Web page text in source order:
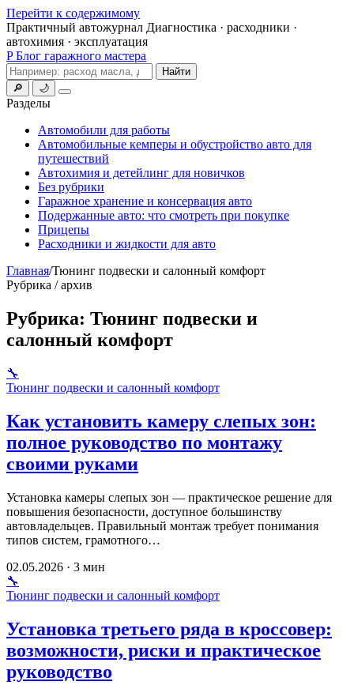
Перейти к содержимому
Практичный автожурнал Диагностика · расходники ·
автохимия · эксплуатация
P Блог гаражного мастера
Поиск
Найти
🔎
🌙
Меню
Разделы
Автомобили для работы
Автомобильные кемперы и обустройство авто для
путешествий
Автохимия и детейлинг для новичков
Без рубрики
Гаражное хранение и консервация авто
Подержанные авто: что смотреть при покупке
Прицепы
Расходники и жидкости для авто
Главная/Тюнинг подвески и салонный комфорт
Рубрика / архив
Рубрика: Тюнинг подвески и
салонный комфорт
🔧
Тюнинг подвески и салонный комфорт
Как установить камеру слепых зон:
полное руководство по монтажу
своими руками
Установка камеры слепых зон — практическое решение для
повышения безопасности, доступное большинству
автовладельцев. Правильный монтаж требует понимания
типов систем, грамотного…
02.05.2026 · 3 мин
🔧
Тюнинг подвески и салонный комфорт
Установка третьего ряда в кроссовер:
возможности, риски и практическое
руководство